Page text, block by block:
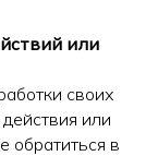
или
своих
или
обратиться в